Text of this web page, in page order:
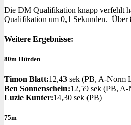
Die DM Qualifikation knapp verfehlt
Qualifikation um 0,1 Sekunden. Über
Weitere Ergebnisse:
80m Hürden
Timon Blatt:12,43 sek (PB, A-Norm
Ben Sonnenschein:12,59 sek (PB,
Luzie Kunter:14,30 sek (PB)
75m